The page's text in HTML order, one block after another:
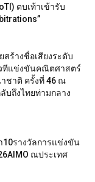
ตบเท้าเข้ารับ
ร้างชื่อเสียงระดับ
วทีแข่งขันคณิตศาสตร์
ชาติ ครั้งที่ 46 ณ
บถึงไทยท่ามกลาง
10รางวัลการแข่งขัน
ณประเทศ